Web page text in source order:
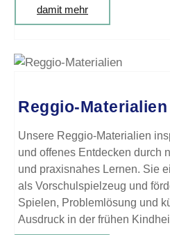
damit mehr
Reggio-Materialien
Unsere Reggio-Materialien
und offenes Entdecken durch
und praxisnahes Lernen. Sie
als Vorschulspielzeug und
Spielen, Problemlösung und
Ausdruck in der frühen